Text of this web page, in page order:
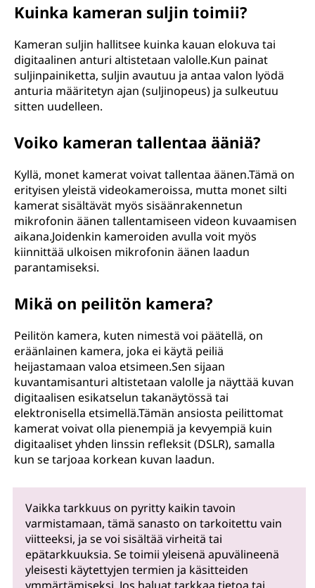
Kuinka kameran suljin toimii?
Kameran suljin hallitsee kuinka kauan elokuva tai
digitaalinen anturi altistetaan valolle.Kun painat
suljinpainiketta, suljin avautuu ja antaa valon lyödä
anturia määritetyn ajan (suljinopeus) ja sulkeutuu
sitten uudelleen.
Voiko kameran tallentaa ääniä?
Kyllä, monet kamerat voivat tallentaa äänen.Tämä on
erityisen yleistä videokameroissa, mutta monet silti
kamerat sisältävät myös sisäänrakennetun
mikrofonin äänen tallentamiseen videon kuvaamisen
aikana.Joidenkin kameroiden avulla voit myös
kiinnittää ulkoisen mikrofonin äänen laadun
parantamiseksi.
Mikä on peilitön kamera?
Peilitön kamera, kuten nimestä voi päätellä, on
eräänlainen kamera, joka ei käytä peiliä
heijastamaan valoa etsimeen.Sen sijaan
kuvantamisanturi altistetaan valolle ja näyttää kuvan
digitaalisen esikatselun takanäytössä tai
elektronisella etsimellä.Tämän ansiosta peilittomat
kamerat voivat olla pienempiä ja kevyempiä kuin
digitaaliset yhden linssin refleksit (DSLR), samalla
kun se tarjoaa korkean kuvan laadun.
Vaikka tarkkuus on pyritty kaikin tavoin
varmistamaan, tämä sanasto on tarkoitettu vain
viitteeksi, ja se voi sisältää virheitä tai
epätarkkuuksia. Se toimii yleisenä apuvälineenä
yleisesti käytettyjen termien ja käsitteiden